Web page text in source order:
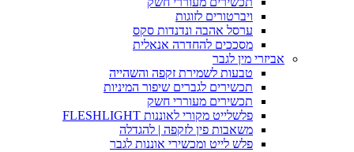
ויברטורים לזוגות
ערסל אהבה ונדנדות סקס
מסככים להחדרה אנאלית
אביזרי מין לגבר
טבעות לשמירת זקפה והשהייה
תכשירים לגברים שיפור המיניות
תכשירים מעוררי חשק
פלשלייט מקורי לאוננות FLESHLIGHT
משאבות פין לזקפה | להגדלה
פלש לייט ומכשירי אוננות לגבר